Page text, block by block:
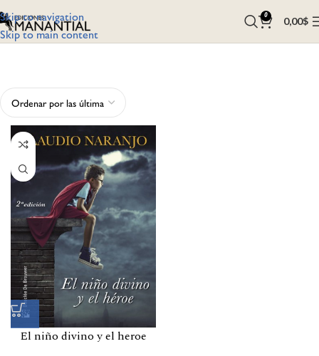
Skip to navigation
Skip to main content
0 0,00$
El niño divino y el heroe